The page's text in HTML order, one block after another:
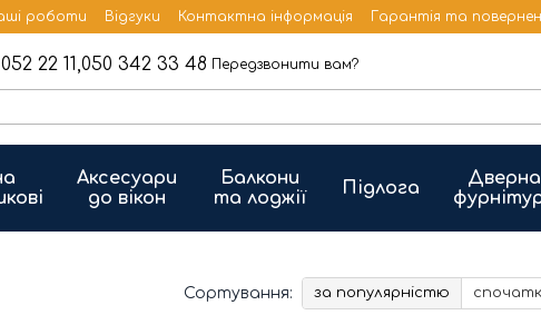
роботи Відгуки Контактна інформація
Гарантія та
22 11,050 342 33 48 Передзвонити вам?
Аксесуари
до вікон
Балкони
та лоджії
Підлога
Дверна
Сортування: за популярністю